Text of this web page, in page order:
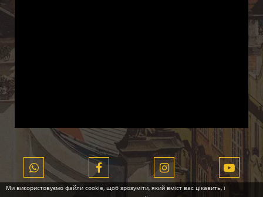
Ми використовуємо файли cookie, щоб зрозуміти, який вміст вас цікавить, і